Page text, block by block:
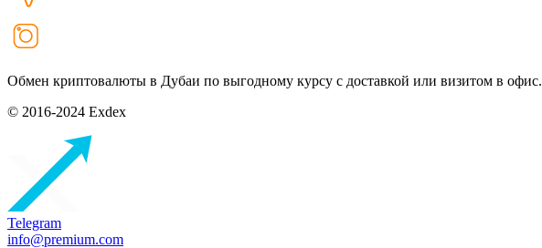
Обмен криптовалюты в Дубаи по выгодному курсу с доставкой или визитом в офис.
© 2016-2024 Exdex
Telegram
info@premium.com